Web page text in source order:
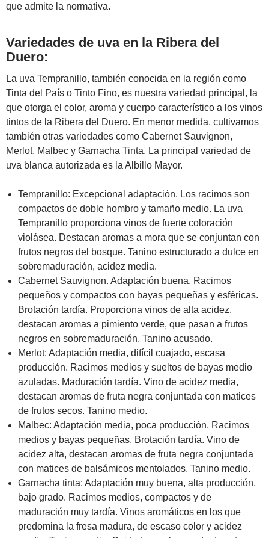
que admite la normativa.
Variedades de uva en la Ribera del
Duero:
La uva Tempranillo, también conocida en la región como
Tinta del País o Tinto Fino, es nuestra variedad principal, la
que otorga el color, aroma y cuerpo característico a los vinos
tintos de la Ribera del Duero. En menor medida, cultivamos
también otras variedades como Cabernet Sauvignon,
Merlot, Malbec y Garnacha Tinta. La principal variedad de
uva blanca autorizada es la Albillo Mayor.
Tempranillo: Excepcional adaptación. Los racimos son
compactos de doble hombro y tamaño medio. La uva
Tempranillo proporciona vinos de fuerte coloración
violásea. Destacan aromas a mora que se conjuntan con
frutos negros del bosque. Tanino estructurado a dulce en
sobremaduración, acidez media.
Cabernet Sauvignon. Adaptación buena. Racimos
pequeños y compactos con bayas pequeñas y esféricas.
Brotación tardía. Proporciona vinos de alta acidez,
destacan aromas a pimiento verde, que pasan a frutos
negros en sobremaduración. Tanino acusado.
Merlot: Adaptación media, difícil cuajado, escasa
producción. Racimos medios y sueltos de bayas medio
azuladas. Maduración tardía. Vino de acidez media,
destacan aromas de fruta negra conjuntada con matices
de frutos secos. Tanino medio.
Malbec: Adaptación media, poca producción. Racimos
medios y bayas pequeñas. Brotación tardía. Vino de
acidez alta, destacan aromas de fruta negra conjuntada
con matices de balsámicos mentolados. Tanino medio.
Garnacha tinta: Adaptación muy buena, alta producción,
bajo grado. Racimos medios, compactos y de
maduración muy tardía. Vinos aromáticos en los que
predomina la fresa madura, de escaso color y acidez